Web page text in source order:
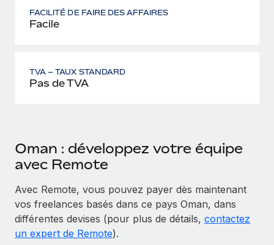
FACILITÉ DE FAIRE DES AFFAIRES
Facile
TVA – TAUX STANDARD
Pas de TVA
Oman : développez votre équipe
avec Remote
Avec Remote, vous pouvez payer dès maintenant
vos freelances basés dans ce pays Oman, dans
différentes devises (pour plus de détails, contactez
un expert de Remote).